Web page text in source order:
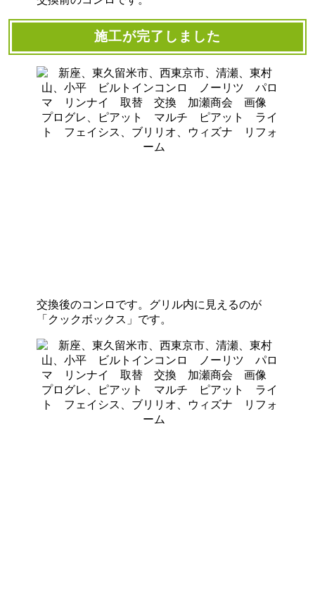
施工が完了しました
交換後のコンロです。グリル内に見えるのが
「クックボックス」です。